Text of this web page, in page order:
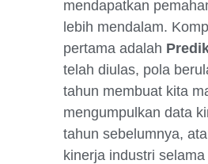
mendapatkan
lebih mendalam.
pertama adalah
telah diulas, pola
tahun membuat kita
mengumpulkan data
tahun sebelumnya,
kinerja industri